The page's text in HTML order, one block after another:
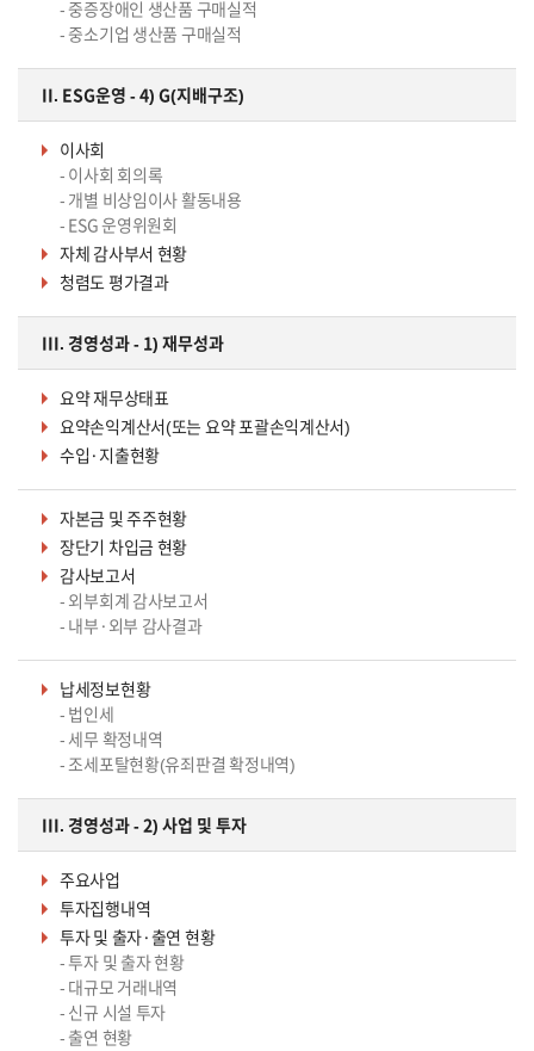
- 중증장애인 생산품 구매실적
- 중소기업 생산품 구매실적
II. ESG운영 - 4) G(지배구조)
이사회
- 이사회 회의록
- 개별 비상임이사 활동내용
- ESG 운영위원회
자체 감사부서 현황
청렴도 평가결과
III. 경영성과 - 1) 재무성과
요약 재무상태표
요약손익계산서(또는 요약 포괄손익계산서)
수입·지출현황
자본금 및 주주현황
장단기 차입금 현황
감사보고서
- 외부회계 감사보고서
- 내부·외부 감사결과
납세정보현황
- 법인세
- 세무 확정내역
- 조세포탈현황(유죄판결 확정내역)
III. 경영성과 - 2) 사업 및 투자
주요사업
투자집행내역
투자 및 출자·출연 현황
- 투자 및 출자 현황
- 대규모 거래내역
- 신규 시설 투자
- 출연 현황